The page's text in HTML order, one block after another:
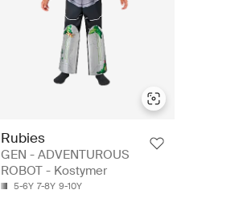
Rubies
GEN - ADVENTUROUS
ROBOT - Kostymer
5-6Y 7-8Y 9-10Y